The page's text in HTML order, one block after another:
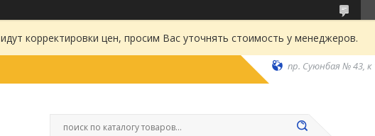
корректировки цен, просим Вас уточнять стоимость у менеджеров.
пр. Суюнбая № 43,